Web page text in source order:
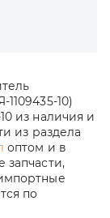
10)
из наличия и
из раздела
оптом и в
запчасти,
по